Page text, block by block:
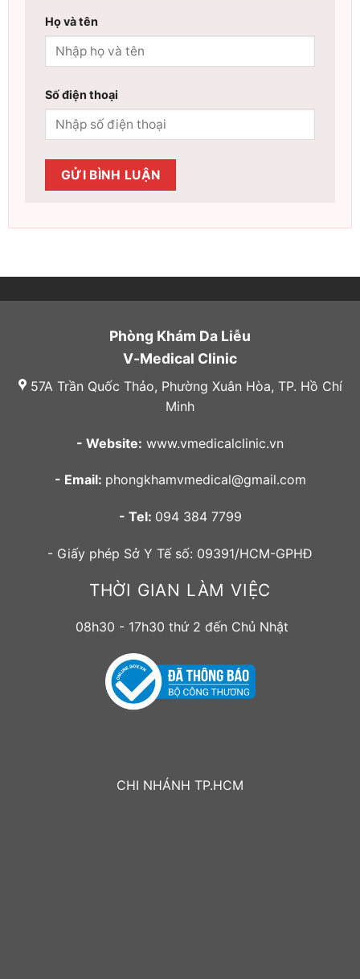
Họ và tên
Số điện thoại
Phòng Khám Da Liễu
V-Medical Clinic
57A Trần Quốc Thảo, Phường Xuân Hòa, TP. Hồ Chí
Minh
- Website: www.vmedicalclinic.vn
- Email: phongkhamvmedical@gmail.com
- Tel: 094 384 7799
- Giấy phép Sở Y Tế số: 09391/HCM-GPHĐ
THỜI GIAN LÀM VIỆC
08h30 - 17h30 thứ 2 đến Chủ Nhật
CHI NHÁNH TP.HCM